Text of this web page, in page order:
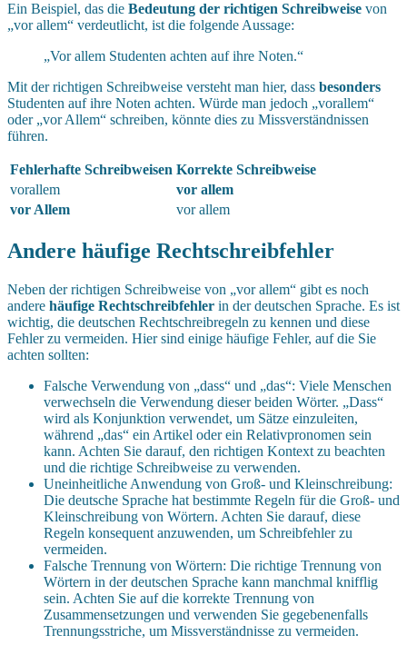
Ein Beispiel, das die Bedeutung der richtigen Schreibweise von
„vor allem“ verdeutlicht, ist die folgende Aussage:
„Vor allem Studenten achten auf ihre Noten.“
Mit der richtigen Schreibweise versteht man hier, dass besonders
Studenten auf ihre Noten achten. Würde man jedoch „vorallem“
oder „vor Allem“ schreiben, könnte dies zu Missverständnissen
führen.
Fehlerhafte Schreibweisen Korrekte Schreibweise
vorallem
vor allem
vor Allem
vor allem
Andere häufige Rechtschreibfehler
Neben der richtigen Schreibweise von „vor allem“ gibt es noch
andere häufige Rechtschreibfehler in der deutschen Sprache. Es ist
wichtig, die deutschen Rechtschreibregeln zu kennen und diese
Fehler zu vermeiden. Hier sind einige häufige Fehler, auf die Sie
achten sollten:
Falsche Verwendung von „dass“ und „das“: Viele Menschen
verwechseln die Verwendung dieser beiden Wörter. „Dass“
wird als Konjunktion verwendet, um Sätze einzuleiten,
während „das“ ein Artikel oder ein Relativpronomen sein
kann. Achten Sie darauf, den richtigen Kontext zu beachten
und die richtige Schreibweise zu verwenden.
Uneinheitliche Anwendung von Groß- und Kleinschreibung:
Die deutsche Sprache hat bestimmte Regeln für die Groß- und
Kleinschreibung von Wörtern. Achten Sie darauf, diese
Regeln konsequent anzuwenden, um Schreibfehler zu
vermeiden.
Falsche Trennung von Wörtern: Die richtige Trennung von
Wörtern in der deutschen Sprache kann manchmal knifflig
sein. Achten Sie auf die korrekte Trennung von
Zusammensetzungen und verwenden Sie gegebenenfalls
Trennungsstriche, um Missverständnisse zu vermeiden.